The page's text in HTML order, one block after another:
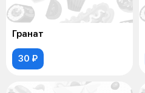
Гранат
30 ₽